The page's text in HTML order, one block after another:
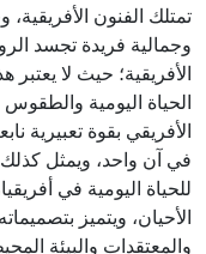
تمتلك الفنون
وجمالية فريدة تجسد
الأفريقية؛ حيث لا
الحياة اليومية والطقوس
الأفريقي بقوة تعبيرية
في آن واحد، ويمثل
للحياة اليومية في
الأحيان، ويتميز